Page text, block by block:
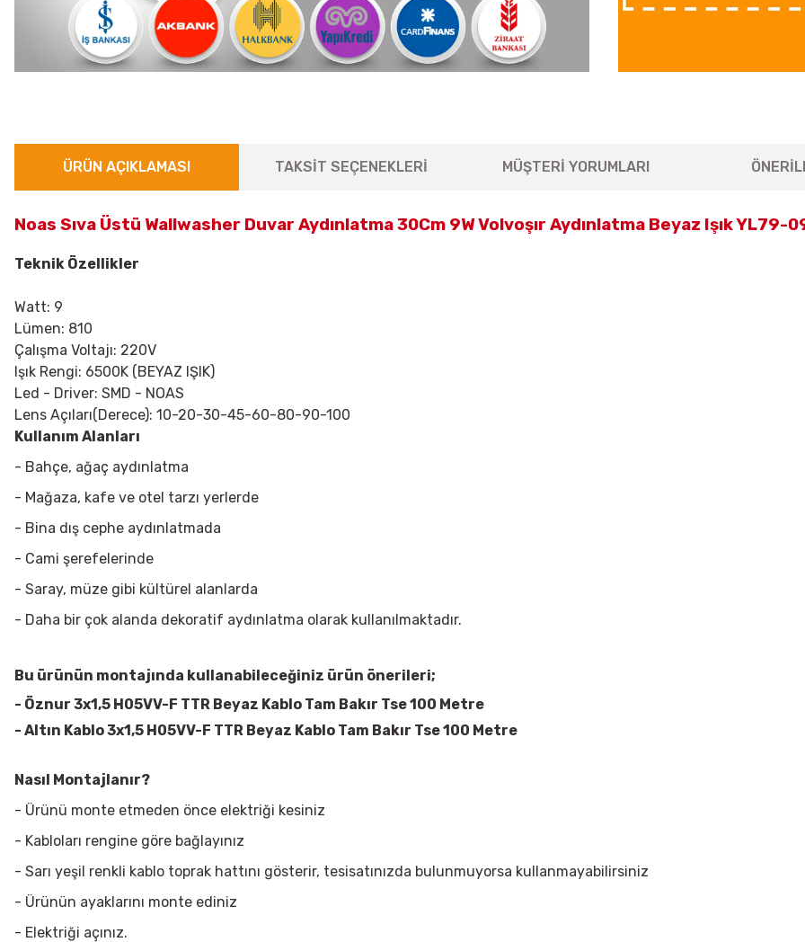
ÜRÜN AÇIKLAMASI TAKSİT SEÇENEKLERİ MÜŞTERİ YORUMLARI
Noas Sıva Üstü Wallwasher Duvar Aydınlatma 30Cm 9W Volvoşır Aydınlatma Beyaz Işık YL79-
Teknik Özellikler
Watt: 9
Lümen: 810
Çalışma Voltajı: 220V
Işık Rengi: 6500K (BEYAZ IŞIK)
Led - Driver: SMD - NOAS
Lens Açıları(Derece): 10-20-30-45-60-80-90-100
Kullanım Alanları
- Bahçe, ağaç aydınlatma
- Mağaza, kafe ve otel tarzı yerlerde
- Bina dış cephe aydınlatmada
- Cami şerefelerinde
- Saray, müze gibi kültürel alanlarda
- Daha bir çok alanda dekoratif aydınlatma olarak kullanılmaktadır.
Bu ürünün montajında kullanabileceğiniz ürün önerileri;
- Öznur 3x1,5 H05VV-F TTR Beyaz Kablo Tam Bakır Tse 100 Metre
- Altın Kablo 3x1,5 H05VV-F TTR Beyaz Kablo Tam Bakır Tse 100 Metre
Nasıl Montajlanır?
- Ürünü monte etmeden önce elektriği kesiniz
- Kabloları rengine göre bağlayınız
- Sarı yeşil renkli kablo toprak hattını gösterir, tesisatınızda bulunmuyorsa kullanmayabilirsiniz
- Ürünün ayaklarını monte ediniz
- Elektriği açınız.